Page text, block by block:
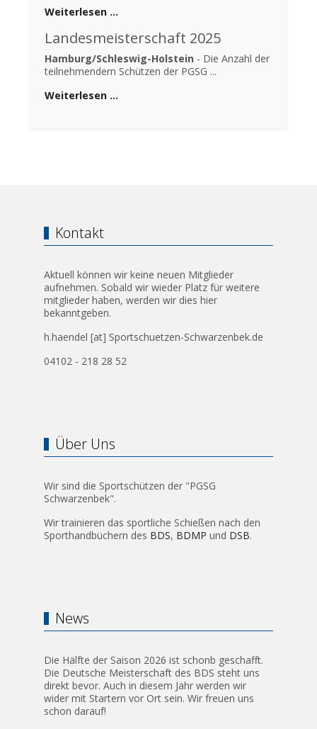
Weiterlesen …
Landesmeisterschaft 2025
Hamburg/Schleswig-Holstein - Die Anzahl der
teilnehmendern Schützen der PGSG ...
Weiterlesen …
Kontakt
Aktuell können wir keine neuen Mitglieder
aufnehmen. Sobald wir wieder Platz für weitere
mitglieder haben, werden wir dies hier
bekanntgeben.
h.haendel [at] Sportschuetzen-Schwarzenbek.de
04102 - 218 28 52
Über Uns
Wir sind die Sportschützen der "PGSG
Schwarzenbek".
Wir trainieren das sportliche Schießen nach den
Sporthandbüchern des BDS, BDMP und DSB.
News
Die Hälfte der Saison 2026 ist schonb geschafft.
Die Deutsche Meisterschaft des BDS steht uns
direkt bevor. Auch in diesem Jahr werden wir
wider mit Startern vor Ort sein. Wir freuen uns
schon darauf!